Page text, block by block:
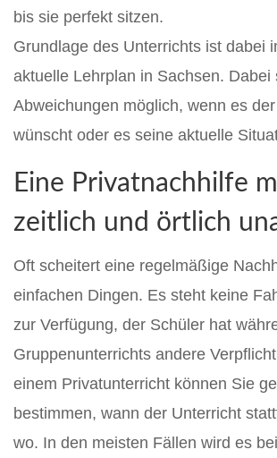
bis sie perfekt sitzen.
Grundlage des Unterrichts ist dabei
aktuelle Lehrplan in Sachsen. Dabei
Abweichungen möglich, wenn es
wünscht oder es seine aktuelle
Eine Privatnachhilfe
zeitlich und örtlich
Oft scheitert eine regelmäßige
einfachen Dingen. Es steht keine
zur Verfügung, der Schüler hat
Gruppenunterrichts andere
einem Privatunterricht können Sie
bestimmen, wann der Unterricht
wo. In den meisten Fällen wird es